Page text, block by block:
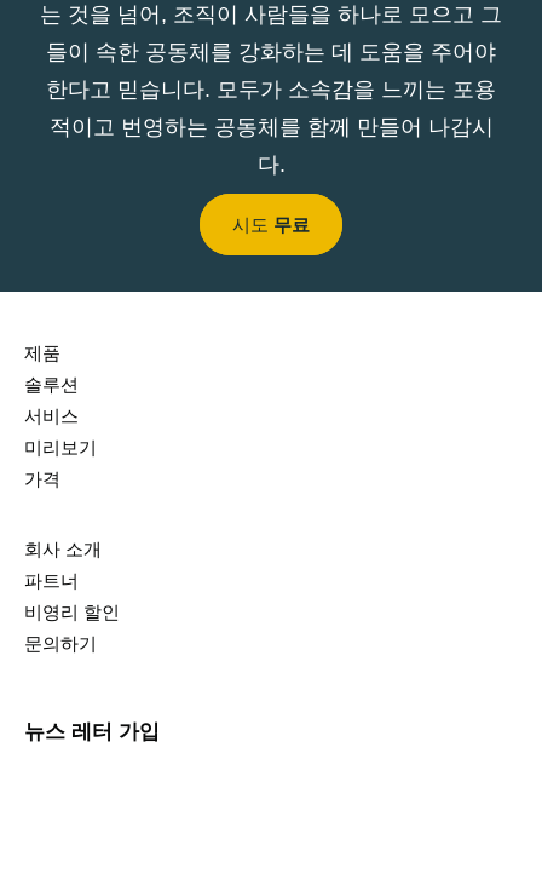
는 것을 넘어, 조직이 사람들을 하나로 모으고 그
들이 속한 공동체를 강화하는 데 도움을 주어야
한다고 믿습니다. 모두가 소속감을 느끼는 포용
적이고 번영하는 공동체를 함께 만들어 나갑시
다.
시도 무료
제품
솔루션
서비스
미리보기
가격
회사 소개
파트너
비영리 할인
문의하기
뉴스 레터 가입